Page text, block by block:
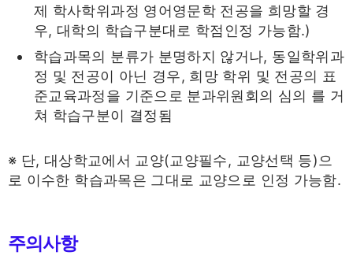
제 학사학위과정 영어영문학 전공을 희망할 경
우, 대학의 학습구분대로 학점인정 가능함.)
학습과목의 분류가 분명하지 않거나, 동일학위과
정 및 전공이 아닌 경우, 희망 학위 및 전공의 표
준교육과정을 기준으로 분과위원회의 심의 를 거
쳐 학습구분이 결정됨
※ 단, 대상학교에서 교양(교양필수, 교양선택 등)으
로 이수한 학습과목은 그대로 교양으로 인정 가능함.
주의사항